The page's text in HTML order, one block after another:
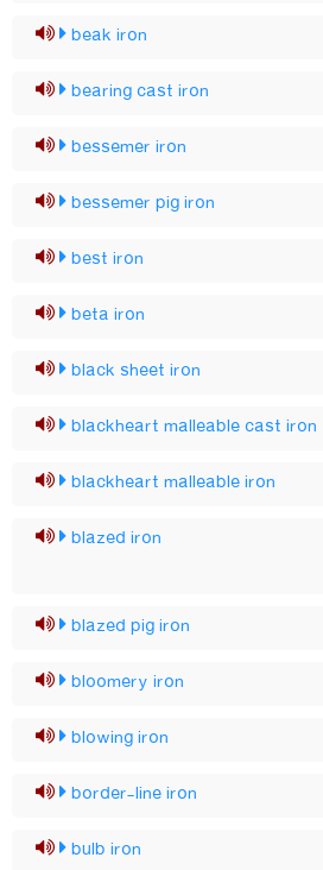
beak iron
bearing cast iron
bessemer iron
bessemer pig iron
best iron
beta iron
black sheet iron
blackheart malleable cast iron
blackheart malleable iron
blazed iron
blazed pig iron
bloomery iron
blowing iron
border-line iron
bulb iron